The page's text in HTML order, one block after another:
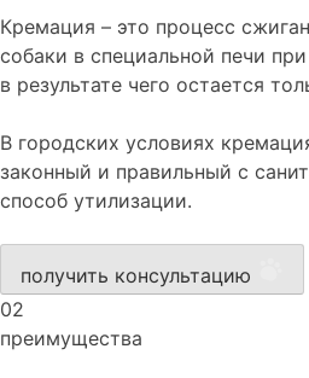
Кремация – это процесс
собаки в специальной печи
в результате чего остается
В городских условиях
законный и правильный с
способ утилизации.
получить консультацию
02
преимущества